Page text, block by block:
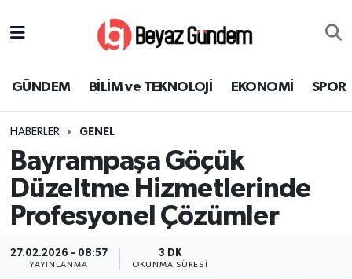
GÜNDEM BİLİM ve TEKNOLOJİ EKONOMİ SPOR
HABERLER GENEL
Bayrampaşa Göçük
Düzeltme Hizmetlerinde
Profesyonel Çözümler
27.02.2026 - 08:57
YAYINLANMA
3 DK
OKUNMA SÜRESI
EKONOMİ
SPOR
SAĞLIK
EĞİTİM
Süper Lig Puan Durumu ve Fikstür
Tüm Manşetler
Son Dakika Haberleri
Haber Arşivi